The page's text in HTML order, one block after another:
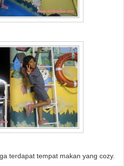
terdapat tempat makan yang cozy.